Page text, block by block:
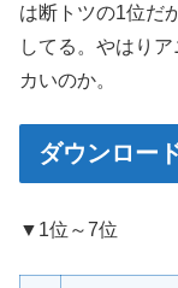
は断トツの1位だ
してる。やはり
カいのか。
ダウンロー
▼1位～7位